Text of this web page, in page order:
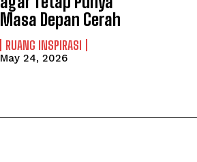
Masa Depan Cerah
RUANG INSPIRASI
May 24, 2026